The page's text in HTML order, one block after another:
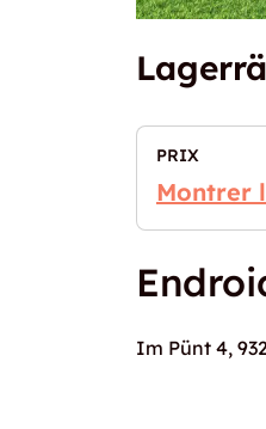
PRIX
Montrer
Im Pünt 4,